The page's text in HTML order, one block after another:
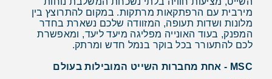
מירבית עם הרפתקאות מרתקות. במקום להתרוצץ בין
מלונות ושדות תעופה, המזוודה שלכם נשארת בחדר
המפנק, בעוד האונייה מפליגה מיעד ליעד, ומאפשרת
לכם להתעורר בכל בוקר בנמל חדש ומרתק.
MSC - אחת מחברות השייט המובילות בעולם